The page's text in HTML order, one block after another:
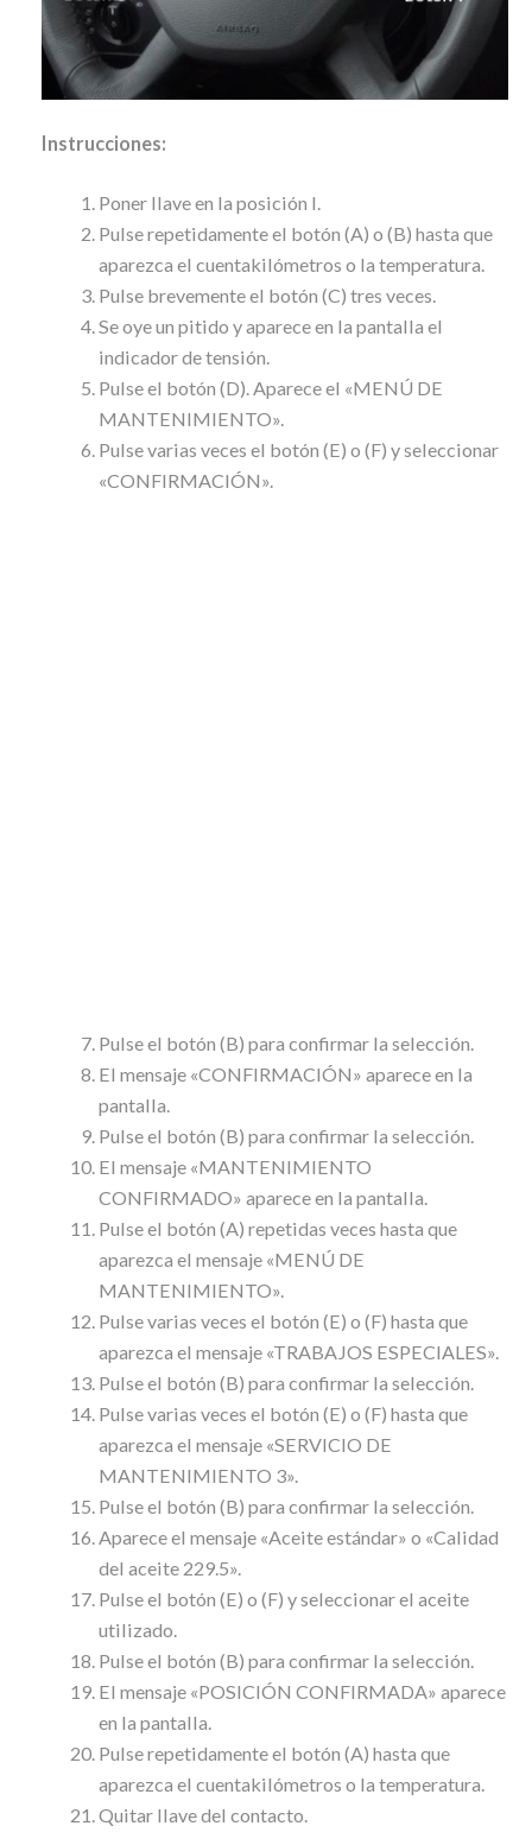
Instrucciones:
Poner llave en la posición I.
Pulse repetidamente el botón (A) o (B) hasta que
aparezca el cuentakilómetros o la temperatura.
Pulse brevemente el botón (C) tres veces.
Se oye un pitido y aparece en la pantalla el
indicador de tensión.
Pulse el botón (D). Aparece el «MENÚ DE
MANTENIMIENTO».
Pulse varias veces el botón (E) o (F) y seleccionar
«CONFIRMACIÓN».
Pulse el botón (B) para confirmar la selección.
El mensaje «CONFIRMACIÓN» aparece en la
pantalla.
Pulse el botón (B) para confirmar la selección.
El mensaje «MANTENIMIENTO
CONFIRMADO» aparece en la pantalla.
Pulse el botón (A) repetidas veces hasta que
aparezca el mensaje «MENÚ DE
MANTENIMIENTO».
Pulse varias veces el botón (E) o (F) hasta que
aparezca el mensaje «TRABAJOS ESPECIALES».
Pulse el botón (B) para confirmar la selección.
Pulse varias veces el botón (E) o (F) hasta que
aparezca el mensaje «SERVICIO DE
MANTENIMIENTO 3».
Pulse el botón (B) para confirmar la selección.
Aparece el mensaje «Aceite estándar» o «Calidad
del aceite 229.5».
Pulse el botón (E) o (F) y seleccionar el aceite
utilizado.
Pulse el botón (B) para confirmar la selección.
El mensaje «POSICIÓN CONFIRMADA» aparece
en la pantalla.
Pulse repetidamente el botón (A) hasta que
aparezca el cuentakilómetros o la temperatura.
Quitar llave del contacto.